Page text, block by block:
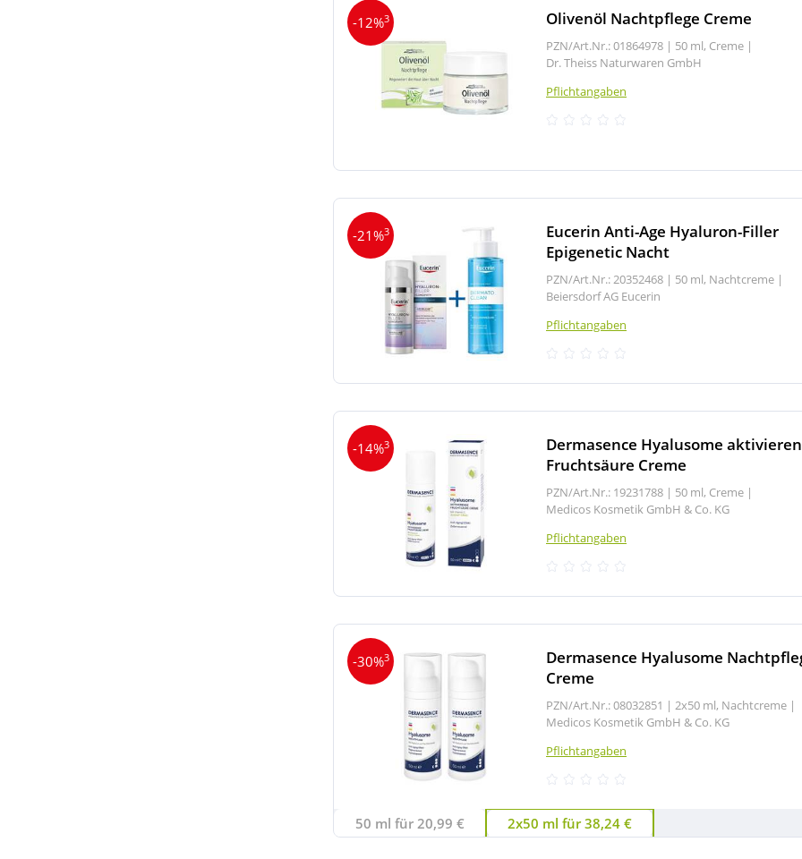
-12%3 Olivenöl Nachtpflege Creme
PZN/Art.Nr.: 01864978 | 50 ml, Creme |
Dr. Theiss Naturwaren GmbH
Pflichtangaben
-21%3
Eucerin Anti-Age Hyaluron-Filler
Epigenetic Nacht
PZN/Art.Nr.: 20352468 | 50 ml, Nachtcreme |
Beiersdorf AG Eucerin
Pflichtangaben
-14%3
Dermasence Hyalusome
Fruchtsäure Creme
PZN/Art.Nr.: 19231788 | 50 ml, Creme |
Medicos Kosmetik GmbH & Co. KG
Pflichtangaben
-30%3
Dermasence Hyalusome
Creme
PZN/Art.Nr.: 08032851 | 2x50 ml, Nachtcreme |
Medicos Kosmetik GmbH & Co. KG
Pflichtangaben
50 ml für 20,99 € 2x50 ml für 38,24 €